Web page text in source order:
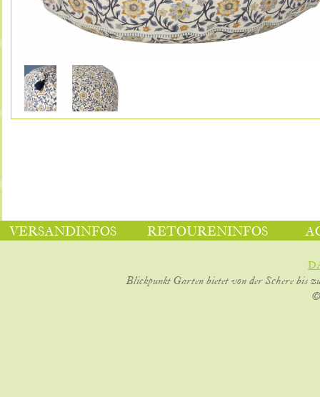
VERSANDINFOS RETOURENINFOS
Blickpunkt Garten bietet von der Schere bis